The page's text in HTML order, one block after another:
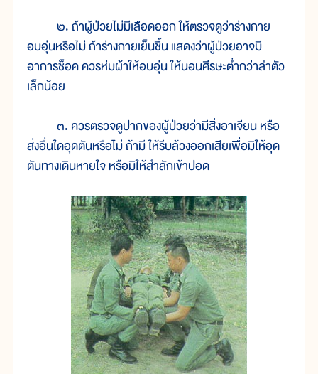
๒. ถ้าผู้ป่วยไม่มีเลือดออก ให้ตรวจดูว่าร่างกาย
อบอุ่นหรือไม่ ถ้าร่างกายเย็นชื้น แสดงว่าผู้ป่วยอาจมี
อาการช็อค ควรห่มผ้าให้อบอุ่น ให้นอนศีรษะต่ำกว่าลำตัว
เล็กน้อย
๓. ควรตรวจดูปากของผู้ป่วยว่ามีสิ่งอาเจียน หรือ
สิ่งอื่นใดอุดตันหรือไม่ ถ้ามี ให้รีบล้วงออกเสียเพื่อมิให้อุด
ตันทางเดินหายใจ หรือมิให้สำลักเข้าปอด